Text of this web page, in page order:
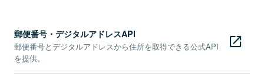
郵便番号・デジタルアドレスAPI
郵便番号とデジタルアドレスから住所を取得できる公式API
を提供。